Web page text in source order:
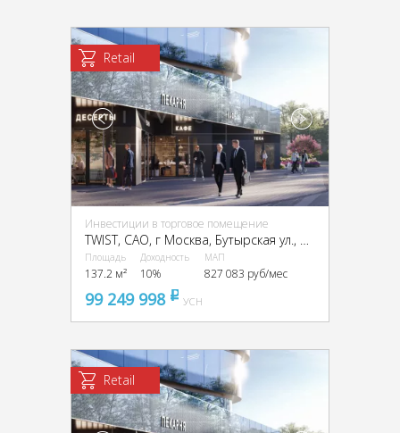
Retail
Инвестиции в торговое помещение
TWIST, CАО, г Москва, Бутырская ул., вл. 1
Площадь
137.2 м²
Доходность
10%
МАП
827 083 руб/мес
99 249 998 pуб
УСН
Retail